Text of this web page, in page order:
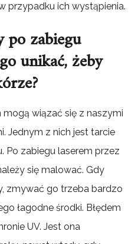
przypadku ich wystąpienia.
po zabiegu
unikać, żeby
mogą wiązać się z naszymi
Jednym z nich jest tarcie
Po zabiegu laserem przez
się malować. Gdy
zmywać go trzeba bardzo
łagodne środki. Błędem
UV. Jest ona